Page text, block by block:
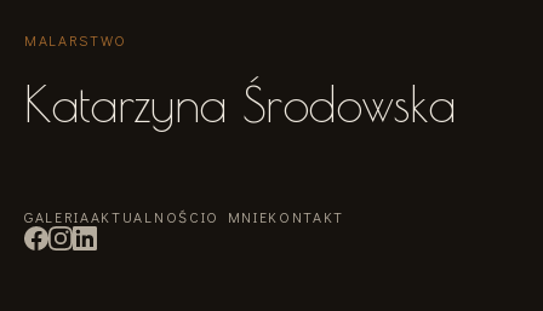
MALARSTWO
Katarzyna Środowska
GALERIAAKTUALNOŚCIO MNIEKONTAKT